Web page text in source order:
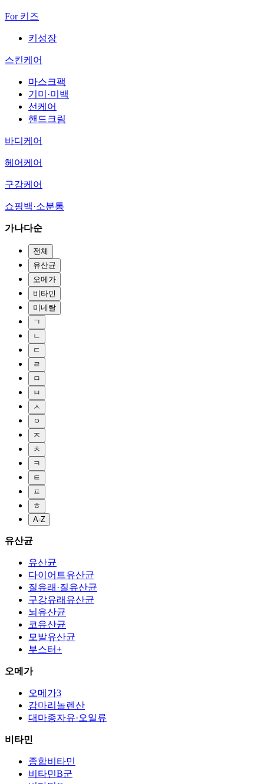
For 키즈
키성장
스킨케어
마스크팩
기미·미백
선케어
핸드크림
바디케어
헤어케어
구강케어
쇼핑백·소분통
가나다순
전체
유산균
오메가
비타민
미네랄
ㄱ
ㄴ
ㄷ
ㄹ
ㅁ
ㅂ
ㅅ
ㅇ
ㅈ
ㅊ
ㅋ
ㅌ
ㅍ
ㅎ
A-Z
유산균
유산균
다이어트유산균
질유래·질유산균
구강유래유산균
뇌유산균
코유산균
모발유산균
부스터+
오메가
오메가3
감마리놀렌산
대마종자유·오일류
비타민
종합비타민
비타민B군